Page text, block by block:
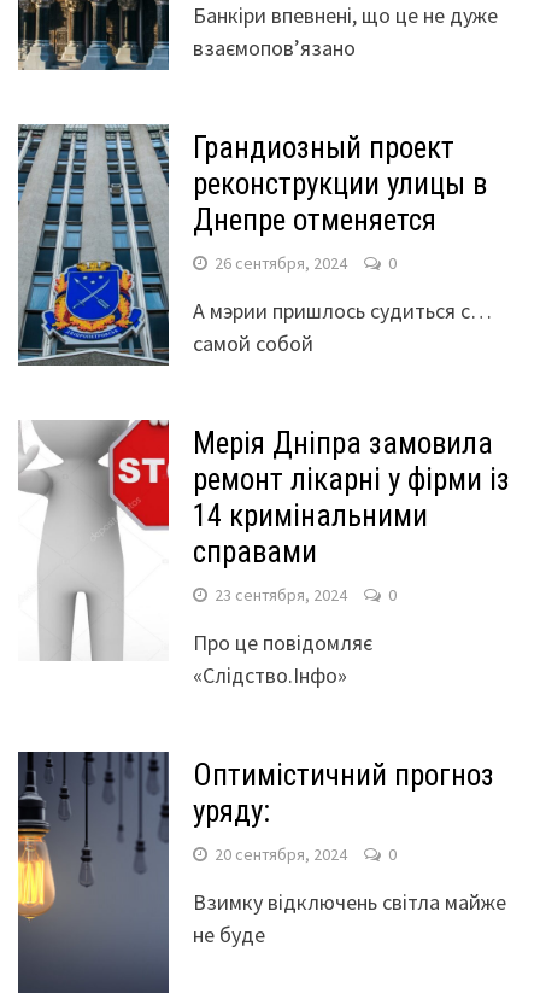
Банкіри впевнені, що це не дуже
взаємопов’язано
Грандиозный проект
реконструкции улицы в
Днепре отменяется
26 сентября, 2024 0
А мэрии пришлось судиться с…
самой собой
Мерія Дніпра замовила
ремонт лікарні у фірми із
14 кримінальними
справами
23 сентября, 2024 0
Про це повідомляє
«Слідство.Інфо»
Оптимістичний прогноз
уряду:
20 сентября, 2024 0
Взимку відключень світла майже
не буде